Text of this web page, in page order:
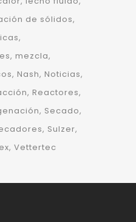
de sólidos
mezcla
Nash Noticias
Reactores
Secado
Sulzer
Vettertec